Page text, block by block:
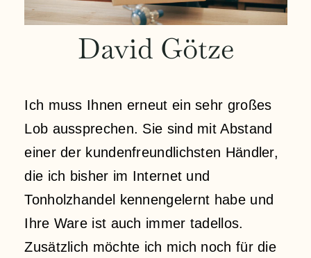
Contact
David Götze
Ich muss Ihnen erneut ein sehr großes
Lob aussprechen. Sie sind mit Abstand
einer der kundenfreundlichsten Händler,
die ich bisher im Internet und
Tonholzhandel kennengelernt habe und
Ihre Ware ist auch immer tadellos.
Zusätzlich möchte ich mich noch für die